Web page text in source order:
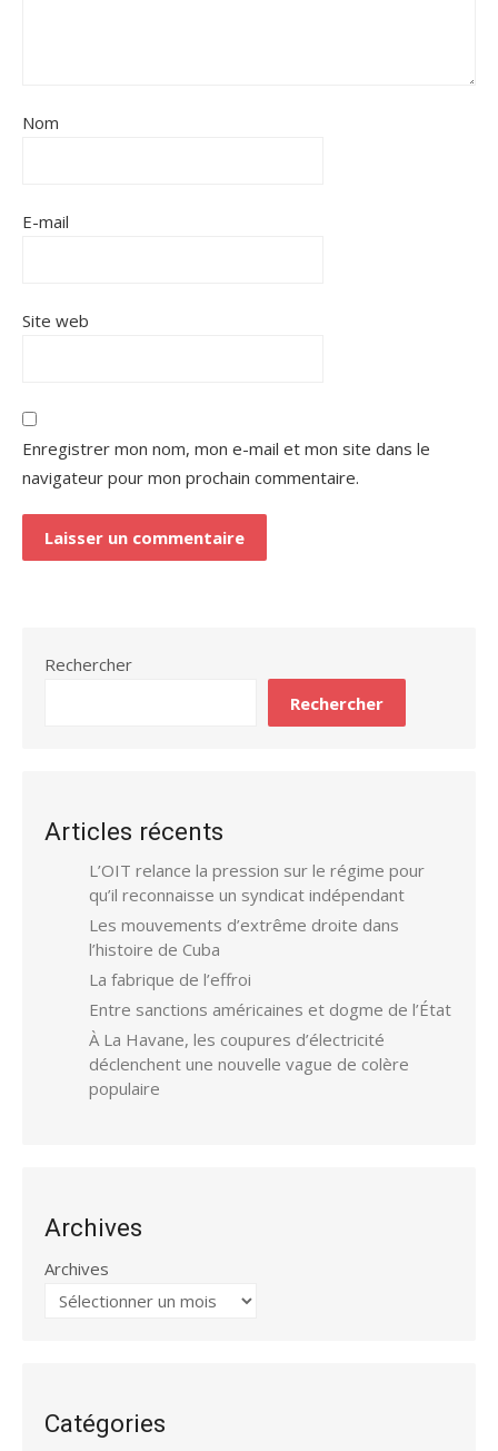
Nom
E-mail
Site web
Enregistrer mon nom, mon e-mail et mon site dans le
navigateur pour mon prochain commentaire.
Rechercher
Rechercher
Articles récents
L’OIT relance la pression sur le régime pour
qu’il reconnaisse un syndicat indépendant
Les mouvements d’extrême droite dans
l’histoire de Cuba
La fabrique de l’effroi
Entre sanctions américaines et dogme de l’État
À La Havane, les coupures d’électricité
déclenchent une nouvelle vague de colère
populaire
Archives
Archives
Catégories